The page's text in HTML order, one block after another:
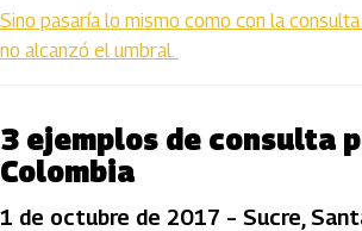
Sino pasaría lo mismo como con la
no alcanzó el umbral.
3 ejemplos de consulta
Colombia
1 de octubre de 2017 – Sucre,